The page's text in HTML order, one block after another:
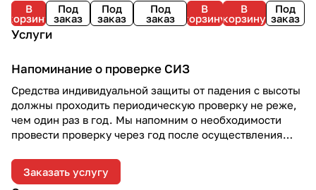
Олимп
В
корзину
Под
заказ
Под
заказ
Под
заказ
| Vento
В
корзину
В
корзину
Под
заказ
Услуги
Напоминание о проверке СИЗ
Средства индивидуальной защиты от падения с высоты
должны проходить периодическую проверку не реже,
чем один раз в год. Мы напомним о необходимости
провести проверку через год после осуществления
Заказать услугу